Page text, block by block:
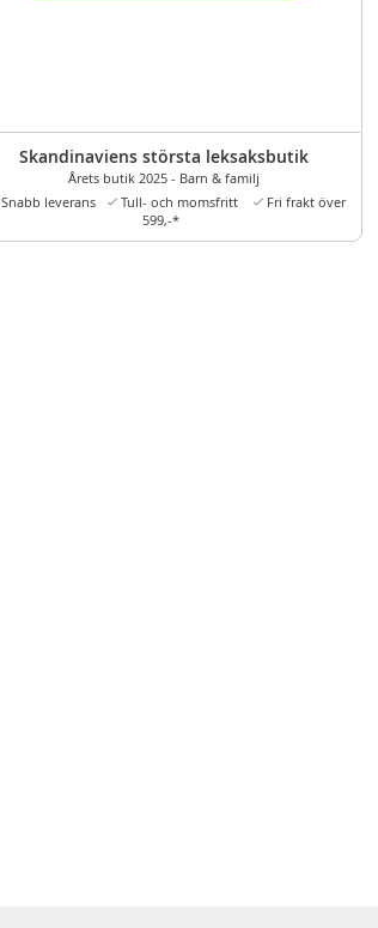
Skandinaviens största leksaksbutik
Årets butik 2025 - Barn & familj
Snabb leverans
Tull- och momsfritt
Fri frakt över
599,-*